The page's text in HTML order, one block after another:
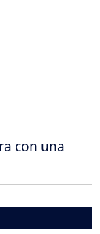
con una